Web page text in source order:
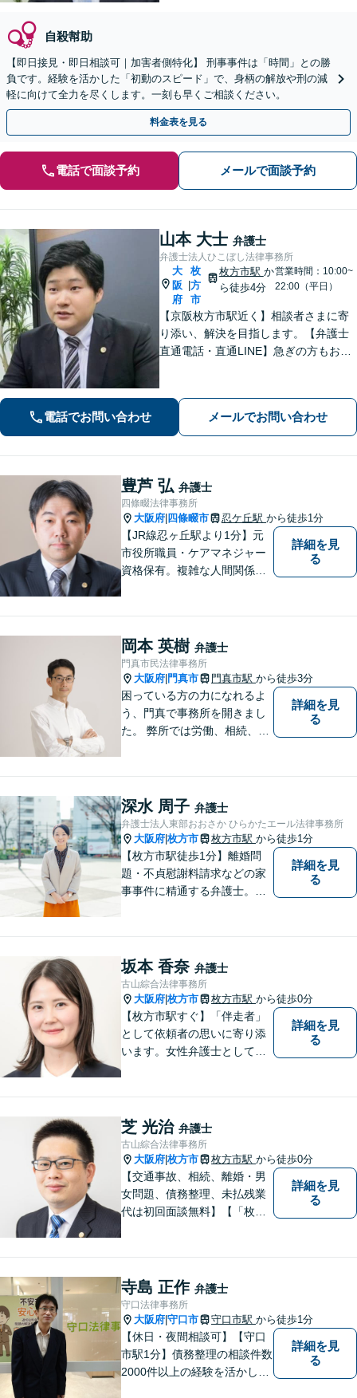
自殺幇助
【即日接見・即日相談可｜加害者側特化】 刑事事件は「時間」との勝
負です。経験を活かした「初動のスピード」で、身柄の解放や刑の減
軽に向けて全力を尽くします。一刻も早くご相談ください。
料金表を見る
電話で面談予約 メールで面談予約
山本 大士 弁護士
弁護士法人ひこぼし法律事務所
大
阪
府
枚
方
市
枚方市駅 か
ら徒歩4分
営業時間：10:00~
22:00（平日）
【京阪枚方市駅近く】相談者さまに寄
り添い、解決を目指します。【弁護士
直通電話・直通LINE】急ぎの方もお電
と対応で不安を取り除けるよう努めま
電話でお問い合わせ メールでお問い合わせ
豊芦 弘 弁護士
四條畷法律事務所
大阪府 四條畷市 忍ケ丘駅 から徒歩1分
【JR線忍ヶ丘駅より1分】元
市役所職員・ケアマネジャー
資格保有。複雑な人間関係が
詳細を見
る
岡本 英樹 弁護士
門真市民法律事務所
大阪府 門真市 門真市駅 から徒歩3分
困っている方の力になれるよ
う、門真で事務所を開きまし
た。 弊所では労働、相続、離
す。
詳細を見
る
深水 周子 弁護士
弁護士法人東部おおさか ひらかたエール法律事務所
大阪府 枚方市 枚方市駅 から徒歩1分
【枚方市駅徒歩1分】離婚問
題・不貞慰謝料請求などの家
事事件に精通する弁護士。依
致します。どんなお悩みで
も、ご相談ください。【キッ
ズスペースあり】
詳細を見
る
坂本 香奈 弁護士
古山綜合法律事務所
大阪府 枚方市 枚方市駅 から徒歩0分
【枚方市駅すぐ】「伴走者」
として依頼者の思いに寄り添
います。女性弁護士としての
あればどうぞ気軽にお声がけ
ください。【オンライン・電
話相談可】【完全個室・防音
対応】
詳細を見
る
芝 光治 弁護士
古山綜合法律事務所
大阪府 枚方市 枚方市駅 から徒歩0分
【交通事故、相続、離婚・男
女問題、債務整理、未払残業
代は初回面談無料】【「枚方
ヒアリングし、あらゆる観点
から解決策をご提案してまい
ります。
詳細を見
る
寺島 正作 弁護士
守口法律事務所
大阪府 守口市 守口市駅 から徒歩1分
【休日・夜間相談可】【守口
市駅1分】債務整理の相談件数
2000件以上の経験を活かし、
詳細を見
る